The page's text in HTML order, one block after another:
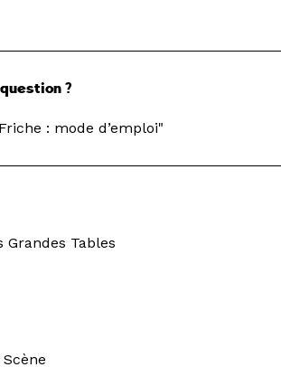
?
: mode d’emploi"
Grandes Tables